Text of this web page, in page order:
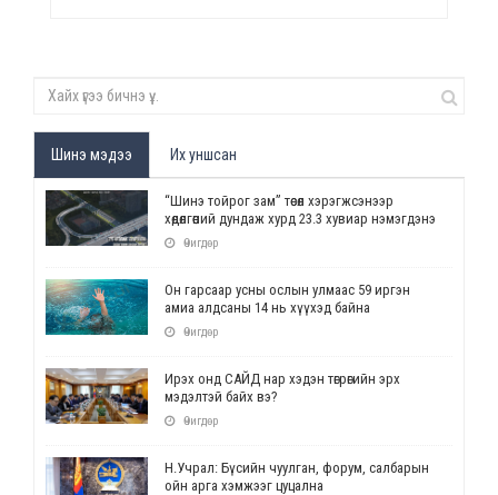
Шинэ мэдээ Их уншсан
“Шинэ тойрог зам” төсөл хэрэгжсэнээр
хөдөлгөөний дундаж хурд 23.3 хувиар нэмэгдэнэ
Өчигдөр
Он гарсаар усны ослын улмаас 59 иргэн
амиа алдсаны 14 нь хүүхэд байна
Өчигдөр
Ирэх онд САЙД нар хэдэн төгрөгийн эрх
мэдэлтэй байх вэ?
Өчигдөр
Н.Учрал: Бүсийн чуулган, форум, салбарын
ойн арга хэмжээг цуцална